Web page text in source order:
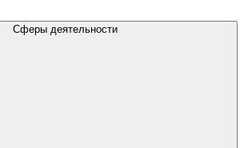
Сферы деятельности